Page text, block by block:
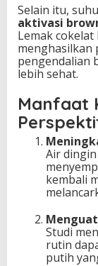
Selain itu,
aktivasi
Lemak
menghasilkan
pengendalian
lebih sehat.
Manfaat
Air
kembali
Studi
rutin
putih